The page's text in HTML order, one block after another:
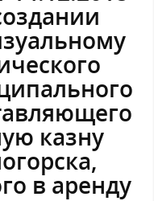
казну
в аренду